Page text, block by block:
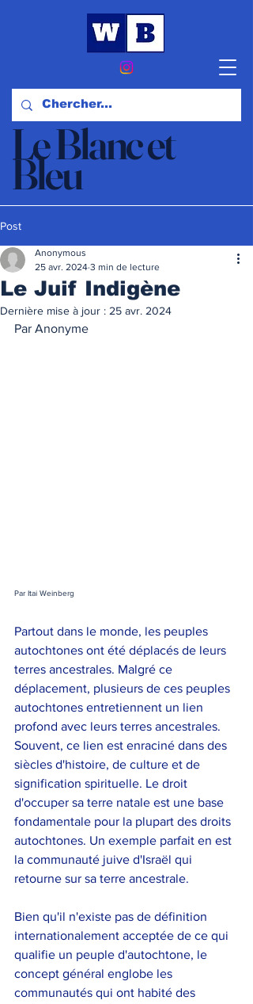
Le Blanc et
Bleu
Actualités et Opinions
Post
Le Juif Indigène
Anonymous
25 avr. 2024 3 min de lecture
Dernière mise à jour : 25 avr. 2024
Par Anonyme
Par Itai Weinberg
Partout dans le monde, les peuples
autochtones ont été déplacés de leurs
terres ancestrales. Malgré ce
déplacement, plusieurs de ces peuples
autochtones entretiennent un lien
profond avec leurs terres ancestrales.
Souvent, ce lien est enraciné dans des
siècles d'histoire, de culture et de
signification spirituelle. Le droit
d'occuper sa terre natale est une base
fondamentale pour la plupart des droits
autochtones. Un exemple parfait en est
la communauté juive d'Israël qui
retourne sur sa terre ancestrale.
Bien qu'il n'existe pas de définition
internationalement acceptée de ce qui
qualifie un peuple d'autochtone, le
concept général englobe les
communautés qui ont habité des